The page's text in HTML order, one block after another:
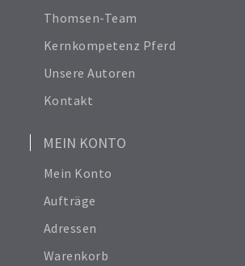
Thomsen-Team
Kernkompetenz Pferd
Unsere Autoren
Kontakt
MEIN KONTO
Mein Konto
Aufträge
Adressen
Warenkorb